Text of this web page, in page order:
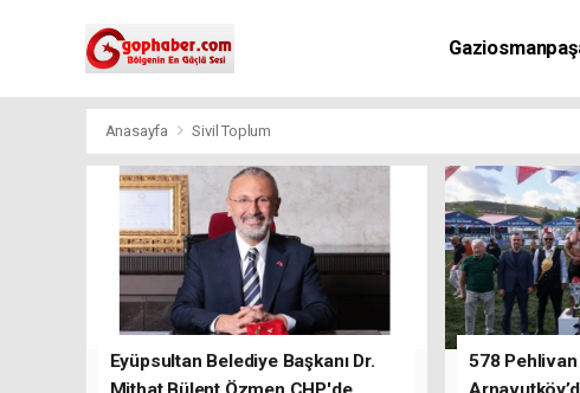
Anasayfa Sivil Toplum
Eyüpsultan Belediye Başkanı Dr.
578 Pehlivan